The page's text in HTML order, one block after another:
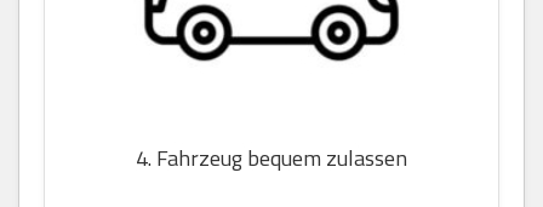
4. Fahrzeug bequem zulassen